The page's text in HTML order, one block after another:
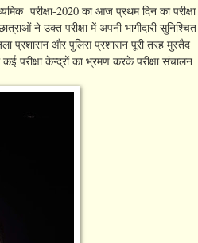
परीक्षा-2020 का आज प्रथम दिन का परीक्षा
ने उक्त परीक्षा में अपनी भागीदारी सुनिश्चित
प्रशासन और पुलिस प्रशासन पूरी तरह मुस्तैद
कई परीक्षा केन्द्रों का भ्रमण करके परीक्षा संचालन